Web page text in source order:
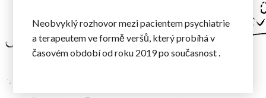
Neobvyklý rozhovor mezi pacientem psychiatrie
a terapeutem ve formě veršů, který probíhá v
časovém období od roku 2019 po současnost .